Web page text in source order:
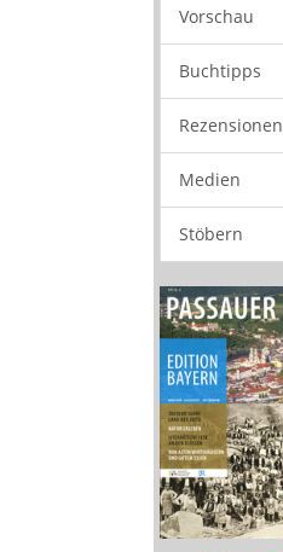
Vorschau
Buchtipps
Rezensionen
Medien
Stöbern